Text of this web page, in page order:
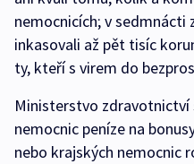
nemocnicích; v sedmnácti
inkasovali až pět tisíc
ty, kteří s virem do
Ministerstvo zdravotnictví
nemocnic peníze na
nebo krajských nemocnic